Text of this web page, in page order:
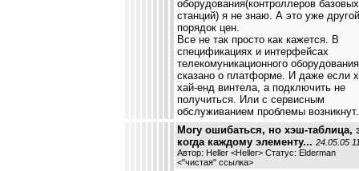
оборудования(контроллеров базовых
станций) я не знаю. А это уже другой
порядок цен.
Все не так просто как кажется. В
спецификациях и интерфейсах
телекомуникационного
сказано о платформе. И даже если
хай-енд винтела, а подключить не
получиться. Или с сервисным
обслуживанием проблемы возникнут.
Могу ошибаться, но хэш-таблица,
когда каждому элементу... 24.05.05
Автор: Heller <Heller> Статус: Elderman
<"чистая" ссылка>